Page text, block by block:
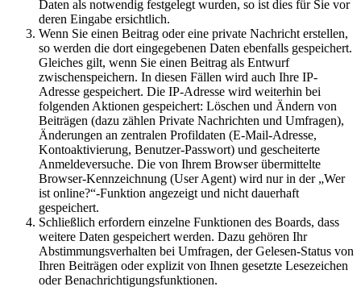
Daten als notwendig festgelegt wurden, so ist dies für Sie vor
deren Eingabe ersichtlich.
Wenn Sie einen Beitrag oder eine private Nachricht erstellen,
so werden die dort eingegebenen Daten ebenfalls gespeichert.
Gleiches gilt, wenn Sie einen Beitrag als Entwurf
zwischenspeichern. In diesen Fällen wird auch Ihre IP-
Adresse gespeichert. Die IP-Adresse wird weiterhin bei
folgenden Aktionen gespeichert: Löschen und Ändern von
Beiträgen (dazu zählen Private Nachrichten und Umfragen),
Änderungen an zentralen Profildaten (E-Mail-Adresse,
Kontoaktivierung, Benutzer-Passwort) und gescheiterte
Anmeldeversuche. Die von Ihrem Browser übermittelte
Browser-Kennzeichnung (User Agent) wird nur in der „Wer
ist online?“-Funktion angezeigt und nicht dauerhaft
gespeichert.
Schließlich erfordern einzelne Funktionen des Boards, dass
weitere Daten gespeichert werden. Dazu gehören Ihr
Abstimmungsverhalten bei Umfragen, der Gelesen-Status von
Ihren Beiträgen oder explizit von Ihnen gesetzte Lesezeichen
oder Benachrichtigungsfunktionen.